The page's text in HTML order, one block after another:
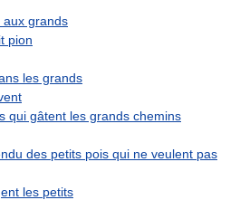
aux grands
pion
les grands
qui gâtent les grands chemins
des petits pois qui ne veulent pas
les petits